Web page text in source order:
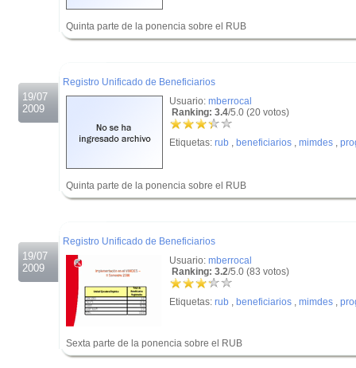
Quinta parte de la ponencia sobre el RUB
19/07
2009
Registro Unificado de Beneficiarios
Usuario: mberrocal
Ranking: 3.4/5.0 (20 votos)
Etiquetas: rub , beneficiarios , mimdes ,
Quinta parte de la ponencia sobre el RUB
19/07
2009
Registro Unificado de Beneficiarios
Usuario: mberrocal
Ranking: 3.2/5.0 (83 votos)
Etiquetas: rub , beneficiarios , mimdes ,
Sexta parte de la ponencia sobre el RUB